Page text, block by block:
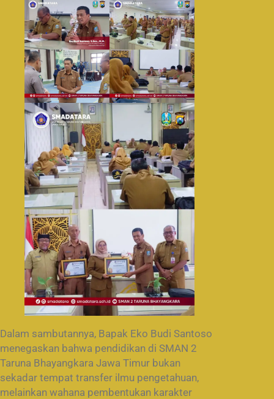
Dalam sambutannya, Bapak Eko Budi Santoso
menegaskan bahwa pendidikan di SMAN 2
Taruna Bhayangkara Jawa Timur bukan
sekadar tempat transfer ilmu pengetahuan,
melainkan wahana pembentukan karakter